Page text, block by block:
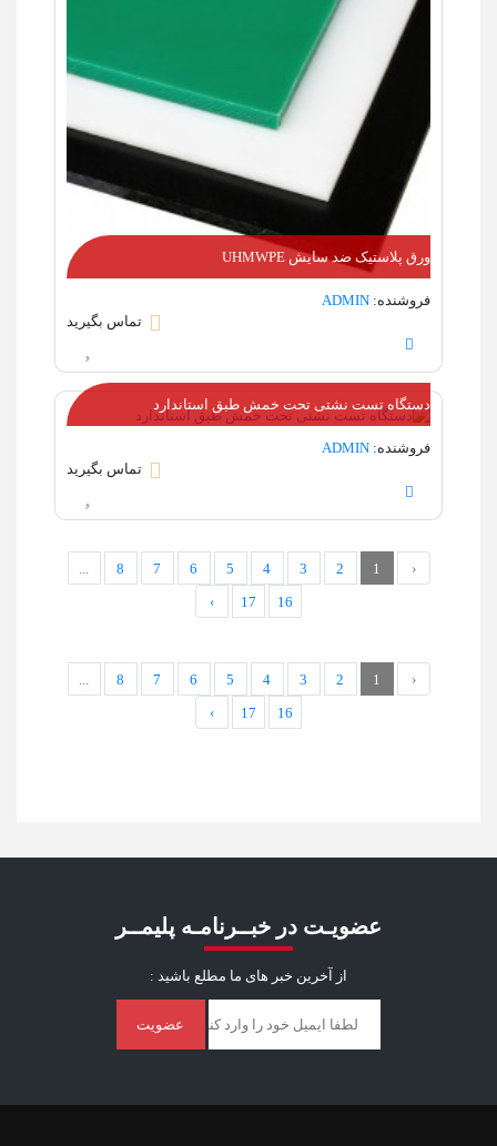
ورق پلاستیک ضد سایش UHMWPE
فروشنده: ADMIN
تماس بگیرید
دستگاه تست نشتی تحت خمش طبق استاندارد
فروشنده: ADMIN
تماس بگیرید
‹
1
2
3
4
5
6
7
8
16
17
›
‹
1
2
3
4
5
6
7
8
16
17
›
عضویـت در خبــرنامـه پلیمــر
از آخرین خبر ‌های ما مطلع باشید :
عضویت